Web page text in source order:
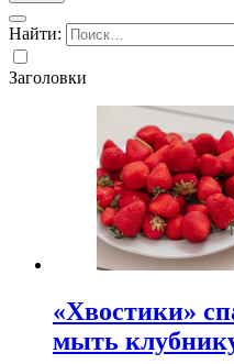
Найти:
Заголовки
«Хвостики»
мыть